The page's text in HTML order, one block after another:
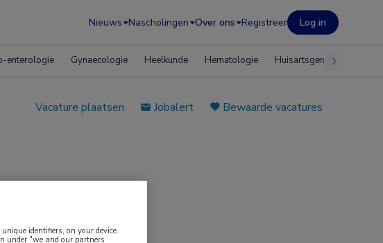
Nieuws Nascholingen Over ons Registreer Log in
enterologie Gynaecologie Heelkunde Hematologie Huisartsgeneeskunde
Vacature plaatsen Jobalert
Bewaarde vacatures
identifiers, on your device.
under "we and our partners